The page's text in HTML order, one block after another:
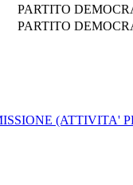
PARTITO
PARTITO
(ATTIVITA'